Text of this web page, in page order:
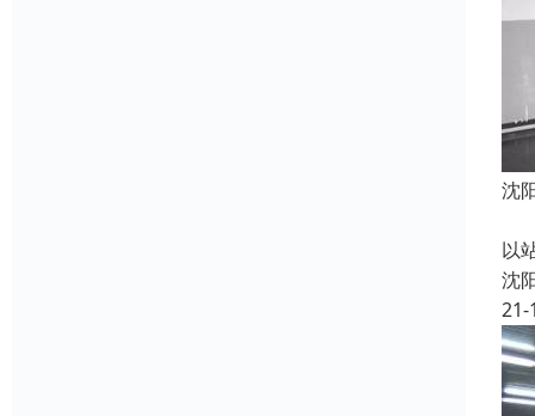
沈
以
沈
21-